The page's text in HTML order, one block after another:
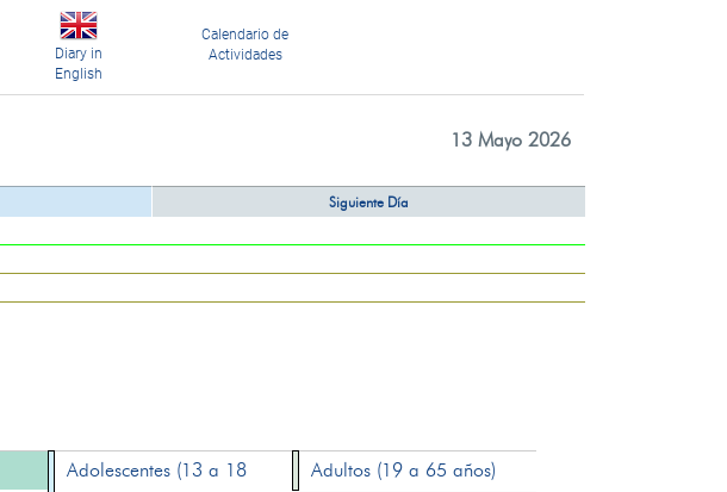
Diary in
English
Calendario de
Actividades
13 Mayo 2026
Siguiente Día
Adolescentes (13 a 18
Adultos (19 a 65 años)